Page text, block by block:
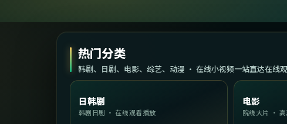
热门分类
韩剧、日剧、电影、综艺、动漫 · 在线小视频一站直达在线
日韩剧
韩剧日剧 · 在线观看播放
电影
院线大片 ·